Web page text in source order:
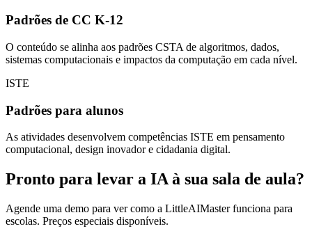
Padrões de CC K-12
O conteúdo se alinha aos padrões CSTA de algoritmos, dados,
sistemas computacionais e impactos da computação em cada nível.
ISTE
Padrões para alunos
As atividades desenvolvem competências ISTE em pensamento
computacional, design inovador e cidadania digital.
Pronto para levar a IA à sua sala de aula?
Agende uma demo para ver como a LittleAIMaster funciona para
escolas. Preços especiais disponíveis.